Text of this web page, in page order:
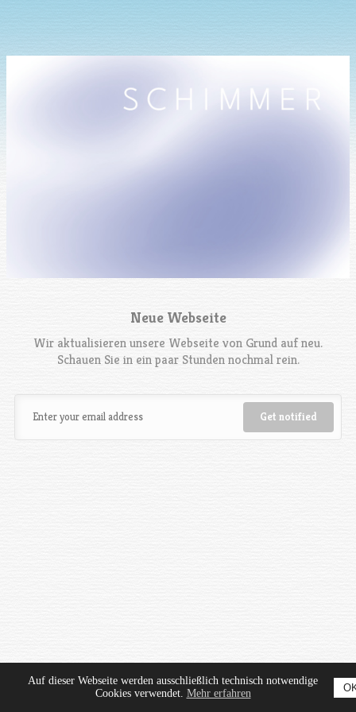
Neue Webseite
Wir aktualisieren unsere Webseite von Grund auf neu.
Schauen Sie in ein paar Stunden nochmal rein.
Auf dieser Webseite werden ausschließlich technisch notwendige
Cookies verwendet. Mehr erfahren